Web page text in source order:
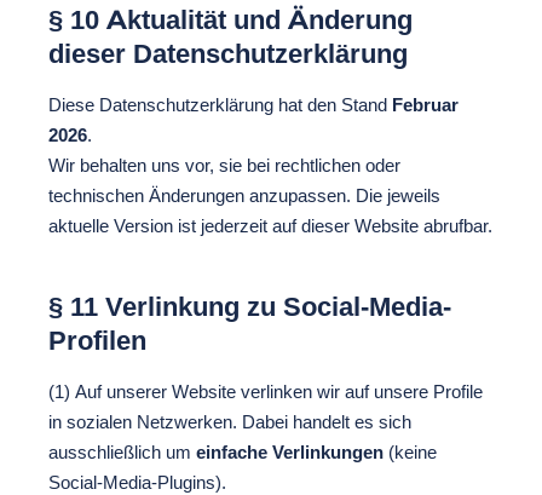
§ 10 Aktualität und Änderung
dieser Datenschutzerklärung
Diese Datenschutzerklärung hat den Stand Februar
2026.
Wir behalten uns vor, sie bei rechtlichen oder
technischen Änderungen anzupassen. Die jeweils
aktuelle Version ist jederzeit auf dieser Website abrufbar.
§ 11 Verlinkung zu Social-Media-
Profilen
(1) Auf unserer Website verlinken wir auf unsere Profile
in sozialen Netzwerken. Dabei handelt es sich
ausschließlich um einfache Verlinkungen (keine
Social-Media-Plugins).